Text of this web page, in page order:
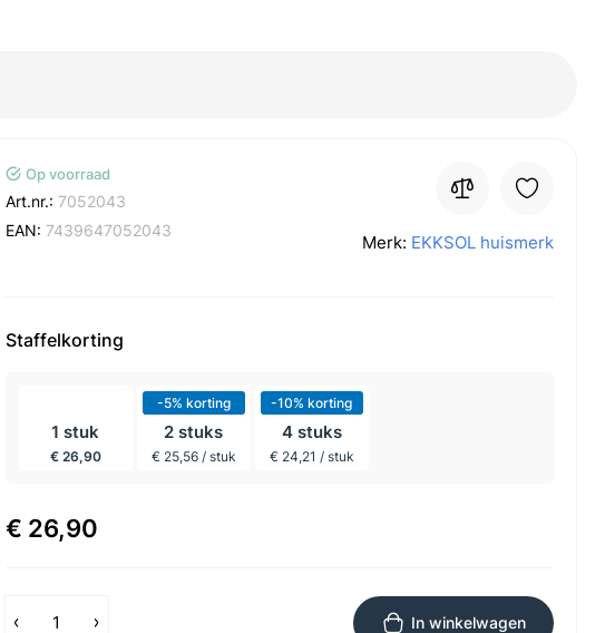
Op voorraad
Art.nr.: 7052043
EAN: 7439647052043
Merk: EKKSOL huismerk
Staffelkorting
1 stuk
€ 26,90
-5% korting
2 stuks
€ 25,56 / stuk
-10% korting
4 stuks
€ 24,21 / stuk
€ 26,90
In winkelwagen